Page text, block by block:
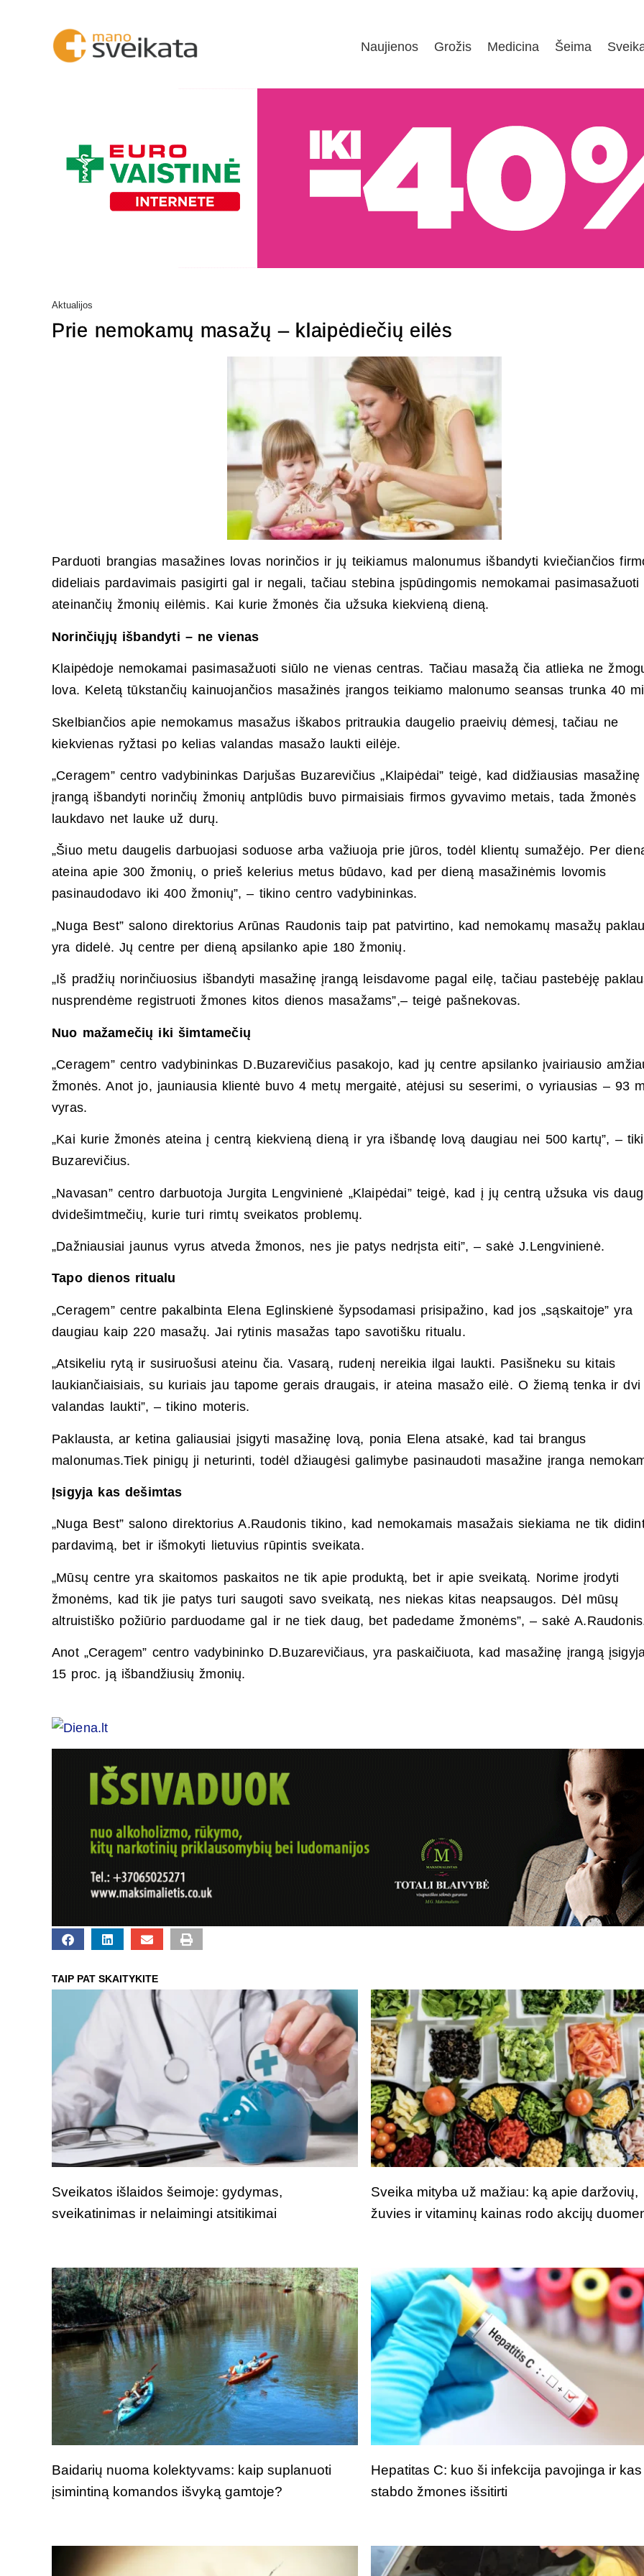
Naujienos Grožis Medicina Šeima
Aktualijos
Prie nemokamų masažų – klaipėdiečių eilės
Parduoti brangias masažines lovas norinčios ir jų teikiamus malonumus išbandyti kviečiančios
dideliais pardavimais pasigirti gal ir negali, tačiau stebina įspūdingomis nemokamai pasimasažuoti
ateinančių žmonių eilėmis. Kai kurie žmonės čia užsuka kiekvieną dieną.
Norinčiųjų išbandyti – ne vienas
Klaipėdoje nemokamai pasimasažuoti siūlo ne vienas centras. Tačiau masažą čia atlieka ne
lova. Keletą tūkstančių kainuojančios masažinės įrangos teikiamo malonumo seansas trunka 40
Skelbiančios apie nemokamus masažus iškabos pritraukia daugelio praeivių dėmesį, tačiau ne
kiekvienas ryžtasi po kelias valandas masažo laukti eilėje.
„Ceragem” centro vadybininkas Darjušas Buzarevičius „Klaipėdai” teigė, kad didžiausias masažinę
įrangą išbandyti norinčių žmonių antplūdis buvo pirmaisiais firmos gyvavimo metais, tada žmonės
laukdavo net lauke už durų.
„Šiuo metu daugelis darbuojasi soduose arba važiuoja prie jūros, todėl klientų sumažėjo. Per
ateina apie 300 žmonių, o prieš kelerius metus būdavo, kad per dieną masažinėmis lovomis
pasinaudodavo iki 400 žmonių”, – tikino centro vadybininkas.
„Nuga Best” salono direktorius Arūnas Raudonis taip pat patvirtino, kad nemokamų masažų
yra didelė. Jų centre per dieną apsilanko apie 180 žmonių.
„Iš pradžių norinčiuosius išbandyti masažinę įrangą leisdavome pagal eilę, tačiau pastebėję
nusprendėme registruoti žmones kitos dienos masažams”,– teigė pašnekovas.
Nuo mažamečių iki šimtamečių
„Ceragem” centro vadybininkas D.Buzarevičius pasakojo, kad jų centre apsilanko įvairiausio
žmonės. Anot jo, jauniausia klientė buvo 4 metų mergaitė, atėjusi su seserimi, o vyriausias – 93
vyras.
„Kai kurie žmonės ateina į centrą kiekvieną dieną ir yra išbandę lovą daugiau nei 500 kartų”, –
Buzarevičius.
„Navasan” centro darbuotoja Jurgita Lengvinienė „Klaipėdai” teigė, kad į jų centrą užsuka vis
dvidešimtmečių, kurie turi rimtų sveikatos problemų.
„Dažniausiai jaunus vyrus atveda žmonos, nes jie patys nedrįsta eiti”, – sakė J.Lengvinienė.
Tapo dienos ritualu
„Ceragem” centre pakalbinta Elena Eglinskienė šypsodamasi prisipažino, kad jos „sąskaitoje” yra
daugiau kaip 220 masažų. Jai rytinis masažas tapo savotišku ritualu.
„Atsikeliu rytą ir susiruošusi ateinu čia. Vasarą, rudenį nereikia ilgai laukti. Pasišneku su kitais
laukiančiaisiais, su kuriais jau tapome gerais draugais, ir ateina masažo eilė. O žiemą tenka ir dvi
valandas laukti”, – tikino moteris.
Paklausta, ar ketina galiausiai įsigyti masažinę lovą, ponia Elena atsakė, kad tai brangus
malonumas.Tiek pinigų ji neturinti, todėl džiaugėsi galimybe pasinaudoti masažine įranga
Įsigyja kas dešimtas
„Nuga Best” salono direktorius A.Raudonis tikino, kad nemokamais masažais siekiama ne tik
pardavimą, bet ir išmokyti lietuvius rūpintis sveikata.
„Mūsų centre yra skaitomos paskaitos ne tik apie produktą, bet ir apie sveikatą. Norime įrodyti
žmonėms, kad tik jie patys turi saugoti savo sveikatą, nes niekas kitas neapsaugos. Dėl mūsų
altruistiško požiūrio parduodame gal ir ne tiek daug, bet padedame žmonėms”, – sakė
Anot „Ceragem” centro vadybininko D.Buzarevičiaus, yra paskaičiuota, kad masažinę įrangą
15 proc. ją išbandžiusių žmonių.
TAIP PAT SKAITYKITE
Sveikatos išlaidos šeimoje: gydymas,
sveikatinimas ir nelaimingi atsitikimai
Sveika mityba už mažiau: ką apie daržovių,
žuvies ir vitaminų kainas rodo akcijų
Baidarių nuoma kolektyvams: kaip suplanuoti
įsimintiną komandos išvyką gamtoje?
Hepatitas C: kuo ši infekcija pavojinga ir kas
stabdo žmones išsitirti